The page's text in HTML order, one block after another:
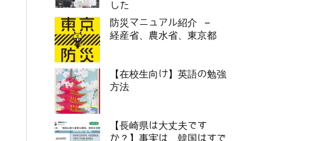
した
防災マニュアル紹介 –
経産省、農水省、東京都
【在校生向け】英語の勉強
方法
【長崎県は大丈夫です
か？】事実は、韓国はすで